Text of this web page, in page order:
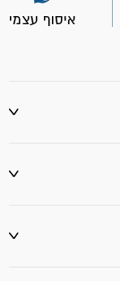
איסוף עצמי